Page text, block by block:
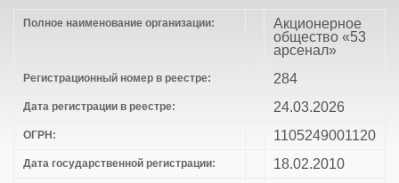
Полное наименование организации:
Акционерное
общество «53
арсенал»
Регистрационный номер в реестре: 284
Дата регистрации в реестре: 24.03.2026
ОГРН: 1105249001120
Дата государственной регистрации: 18.02.2010